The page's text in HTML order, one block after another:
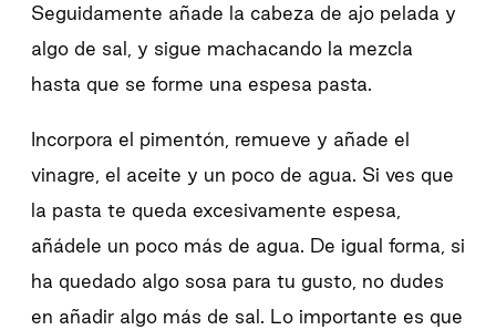
Seguidamente añade la cabeza de ajo pelada y
algo de sal, y sigue machacando la mezcla
hasta que se forme una espesa pasta.
Incorpora el pimentón, remueve y añade el
vinagre, el aceite y un poco de agua. Si ves que
la pasta te queda excesivamente espesa,
añádele un poco más de agua. De igual forma, si
ha quedado algo sosa para tu gusto, no dudes
en añadir algo más de sal. Lo importante es que